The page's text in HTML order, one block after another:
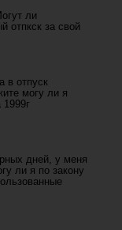
ли
отпкск за свой
в отпуск
могу ли я
дней, у меня
ли я по закону